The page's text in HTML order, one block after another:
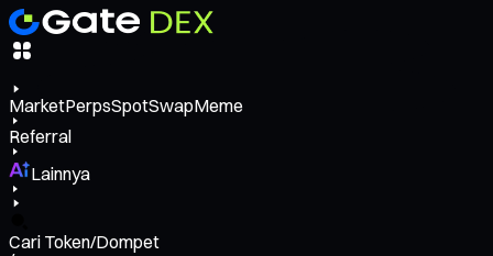
MarketPerpsSpotSwapMeme
Referral
Lainnya
Cari Token/Dompet